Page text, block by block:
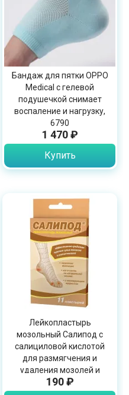
Бандаж для пятки OPPO
Medical с гелевой
подушечкой снимает
воспаление и нагрузку,
6790
1 470 ₽
Купить
Лейкопластырь
мозольный Салипод с
салициловой кислотой
для размягчения и
удаления мозолей и
натоптышей, 11шт
190 ₽